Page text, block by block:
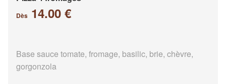
Dès 14.00 €
Base sauce tomate, fromage, basilic, brie, chèvre,
gorgonzola